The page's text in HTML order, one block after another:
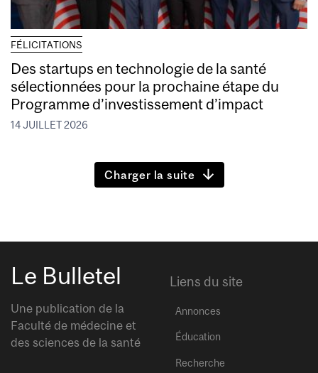
FÉLICITATIONS
Des startups en technologie de la santé
sélectionnées pour la prochaine étape du
Programme d’investissement d’impact
14 JUILLET 2026
Charger la suite
Le Bulletel
Une publication de la
Faculté de médecine et
des sciences de la santé
Liens du site
Annonces
Éducation
Recherche